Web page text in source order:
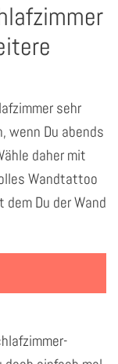
sehr
wenn Du abends
daher mit
Wandtattoo
Du der Wand